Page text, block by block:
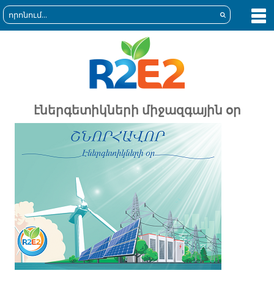
էներգետիկների միջազգային օր